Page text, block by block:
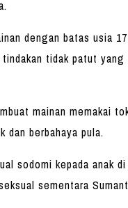
dengan batas usia
tidak patut yang
mainan memakai
dan berbahaya pula.
sodomi kepada anak di
sementara